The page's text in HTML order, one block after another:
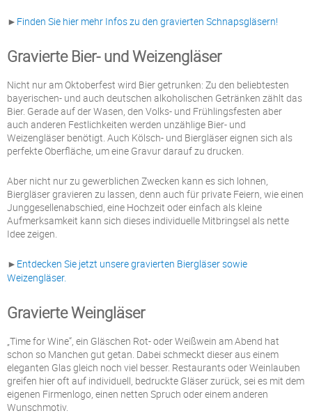
► Finden Sie hier mehr Infos zu den gravierten Schnapsgläsern!
Gravierte Bier- und Weizengläser
Nicht nur am Oktoberfest wird Bier getrunken: Zu den beliebtesten
bayerischen- und auch deutschen alkoholischen Getränken zählt das
Bier. Gerade auf der Wasen, den Volks- und Frühlingsfesten aber
auch anderen Festlichkeiten werden unzählige Bier- und
Weizengläser benötigt. Auch Kölsch- und Biergläser eignen sich als
perfekte Oberfläche, um eine Gravur darauf zu drucken.
Aber nicht nur zu gewerblichen Zwecken kann es sich lohnen,
Biergläser gravieren zu lassen, denn auch für private Feiern, wie einen
Junggesellenabschied, eine Hochzeit oder einfach als kleine
Aufmerksamkeit kann sich dieses individuelle Mitbringsel als nette
Idee zeigen.
► Entdecken Sie jetzt unsere gravierten Biergläsersowie
Weizengläser.
Gravierte Weingläser
„Time for Wine“, ein Gläschen Rot- oder Weißwein am Abend hat
schon so Manchen gut getan. Dabei schmeckt dieser aus einem
eleganten Glas gleich noch viel besser. Restaurants oder Weinlauben
greifen hier oft auf individuell, bedruckte Gläser zurück, sei es mit dem
eigenen Firmenlogo, einen netten Spruch oder einem anderen
Wunschmotiv.